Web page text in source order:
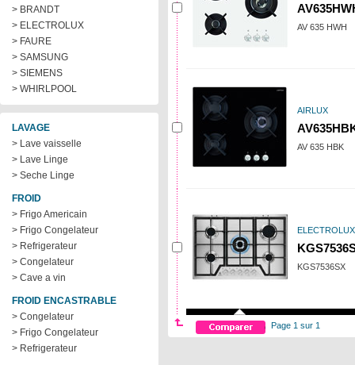
> BRANDT
> ELECTROLUX
> FAURE
> SAMSUNG
> SIEMENS
> WHIRLPOOL
LAVAGE
> Lave vaisselle
> Lave Linge
> Seche Linge
FROID
> Frigo Americain
> Frigo Congelateur
> Refrigerateur
> Congelateur
> Cave a vin
FROID ENCASTRABLE
> Congelateur
> Frigo Congelateur
> Refrigerateur
AV 635 HWH
AIRLUX
AV 635 HBK
ELECTROLUX
KGS7536SX
Page 1 sur 1